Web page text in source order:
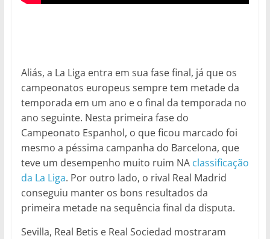
Aliás, a La Liga entra em sua fase final, já que os
campeonatos europeus sempre tem metade da
temporada em um ano e o final da temporada no
ano seguinte. Nesta primeira fase do
Campeonato Espanhol, o que ficou marcado foi
mesmo a péssima campanha do Barcelona, que
teve um desempenho muito ruim NA classificação
da La Liga. Por outro lado, o rival Real Madrid
conseguiu manter os bons resultados da
primeira metade na sequência final da disputa.
Sevilla, Real Betis e Real Sociedad mostraram